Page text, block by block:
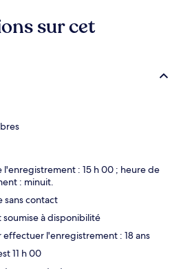
Cet hôtel de luxe abrite en outre 5
et un court de tennis extérieur.
sur cet
: 15 h 00 ; heure de
: minuit.
sans contact
soumise à disponibilité
l'enregistrement : 18 ans
11 h 00